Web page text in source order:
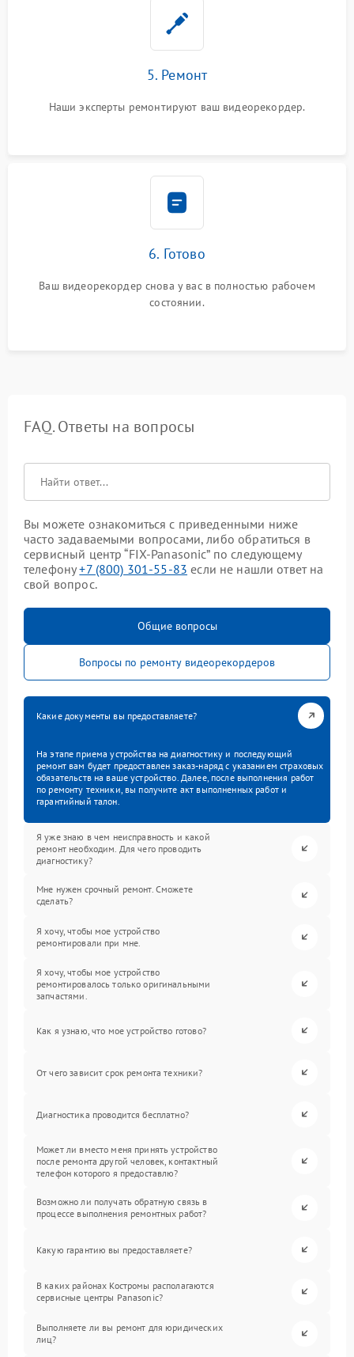
5. Ремонт
Наши эксперты ремонтируют ваш видеорекордер.
6. Готово
Ваш видеорекордер снова у вас в полностью рабочем
состоянии.
FAQ. Ответы на вопросы
Вы можете ознакомиться с приведенными ниже
часто задаваемыми вопросами, либо обратиться в
сервисный центр “FIX-Panasonic” по следующему
телефону+7 (800) 301-55-83 если не нашли ответ на
свой вопрос.
Общие вопросы
Вопросы по ремонту видеорекордеров
Какие документы вы предоставляете?
На этапе приема устройства на диагностику и последующий
ремонт вам будет предоставлен заказ-наряд с указанием страховых
обязательств на ваше устройство. Далее, после выполнения работ
по ремонту техники, вы получите акт выполненных работ и
гарантийный талон.
Я уже знаю в чем неисправность и какой
ремонт необходим. Для чего проводить
диагностику?
Мне нужен срочный ремонт. Сможете
сделать?
Я хочу, чтобы мое устройство
ремонтировали при мне.
Я хочу, чтобы мое устройство
ремонтировалось только оригинальными
запчастями.
Как я узнаю, что мое устройство готово?
От чего зависит срок ремонта техники?
Диагностика проводится бесплатно?
Может ли вместо меня принять устройство
после ремонта другой человек, контактный
телефон которого я предоставлю?
Возможно ли получать обратную связь в
процессе выполнения ремонтных работ?
Какую гарантию вы предоставляете?
В каких районах Костромы располагаются
сервисные центры Panasonic?
Выполняете ли вы ремонт для юридических
лиц?